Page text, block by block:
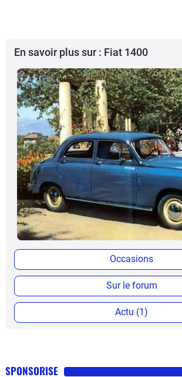
En savoir plus sur : Fiat 1400
Occasions
Sur le forum
Actu (1)
SPONSORISE